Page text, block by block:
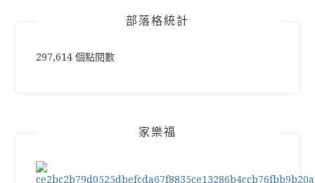
部落格統計
297,614 個點閱數
家樂福